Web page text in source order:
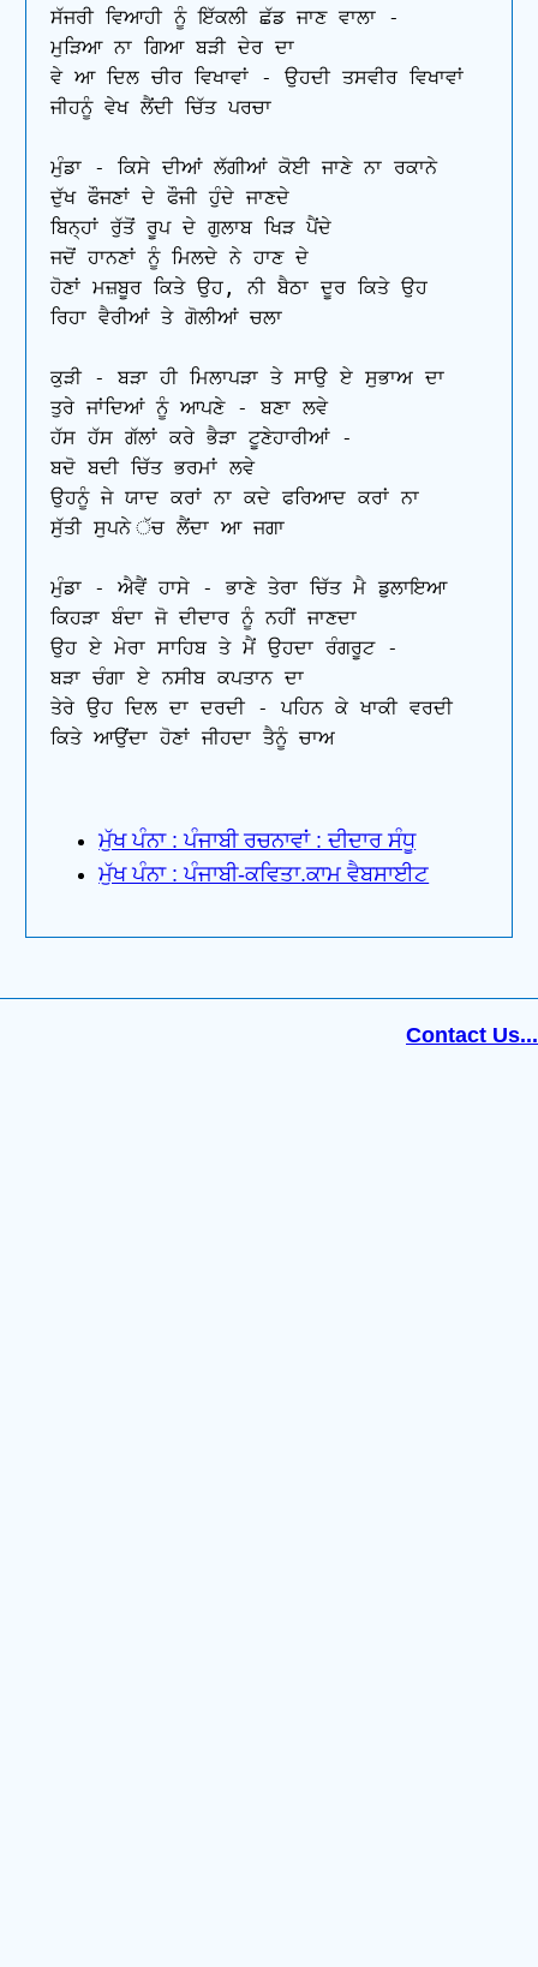
ਸੱਜਰੀ ਵਿਆਹੀ ਨੂੰ ਇੱਕਲੀ ਛੱਡ ਜਾਣ ਵਾਲਾ -
ਮੁੜਿਆ ਨਾ ਗਿਆ ਬੜੀ ਦੇਰ ਦਾ
ਵੇ ਆ ਦਿਲ ਚੀਰ ਵਿਖਾਵਾਂ - ਉਹਦੀ ਤਸਵੀਰ ਵਿਖਾਵਾਂ
ਜੀਹਨੂੰ ਵੇਖ ਲੈਂਦੀ ਚਿੱਤ ਪਰਚਾ
ਮੁੰਡਾ - ਕਿਸੇ ਦੀਆਂ ਲੱਗੀਆਂ ਕੋਈ ਜਾਣੇ ਨਾ ਰਕਾਨੇ
ਦੁੱਖ ਫੌਜਣਾਂ ਦੇ ਫੌਜੀ ਹੁੰਦੇ ਜਾਣਦੇ
ਬਿਨ੍ਹਾਂ ਰੁੱਤੋਂ ਰੂਪ ਦੇ ਗੁਲਾਬ ਖਿੜ ਪੈਂਦੇ
ਜਦੋਂ ਹਾਨਣਾਂ ਨੂੰ ਮਿਲਦੇ ਨੇ ਹਾਣ ਦੇ
ਹੋਣਾਂ ਮਜ਼ਬੂਰ ਕਿਤੇ ਉਹ, ਨੀ ਬੈਠਾ ਦੂਰ ਕਿਤੇ ਉਹ
ਰਿਹਾ ਵੈਰੀਆਂ ਤੇ ਗੋਲੀਆਂ ਚਲਾ
ਕੁੜੀ - ਬੜਾ ਹੀ ਮਿਲਾਪੜਾ ਤੇ ਸਾਉ ਏ ਸੁਭਾਅ ਦਾ
ਤੁਰੇ ਜਾਂਦਿਆਂ ਨੂੰ ਆਪਣੇ - ਬਣਾ ਲਵੇ
ਹੱਸ ਹੱਸ ਗੱਲਾਂ ਕਰੇ ਭੈੜਾ ਟੂਣੇਹਾਰੀਆਂ -
ਬਦੋ ਬਦੀ ਚਿੱਤ ਭਰਮਾਂ ਲਵੇ
ਉਹਨੂੰ ਜੇ ਯਾਦ ਕਰਾਂ ਨਾ ਕਦੇ ਫਰਿਆਦ ਕਰਾਂ ਨਾ
ਸੁੱਤੀ ਸੁਪਨੇ ੱਚ ਲੈਂਦਾ ਆ ਜਗਾ
ਮੁੰਡਾ - ਐਵੈਂ ਹਾਸੇ - ਭਾਣੇ ਤੇਰਾ ਚਿੱਤ ਮੈ ਡੁਲਾਇਆ
ਕਿਹੜਾ ਬੰਦਾ ਜੋ ਦੀਦਾਰ ਨੂੰ ਨਹੀਂ ਜਾਣਦਾ
ਉਹ ਏ ਮੇਰਾ ਸਾਹਿਬ ਤੇ ਮੈਂ ਉਹਦਾ ਰੰਗਰੂਟ -
ਬੜਾ ਚੰਗਾ ਏ ਨਸੀਬ ਕਪਤਾਨ ਦਾ
ਤੇਰੇ ਉਹ ਦਿਲ ਦਾ ਦਰਦੀ - ਪਹਿਨ ਕੇ ਖਾਕੀ ਵਰਦੀ
ਕਿਤੇ ਆਉਂਦਾ ਹੋਣਾਂ ਜੀਹਦਾ ਤੈਨੂੰ ਚਾਅ
ਮੁੱਖ ਪੰਨਾ : ਪੰਜਾਬੀ ਰਚਨਾਵਾਂ : ਦੀਦਾਰ ਸੰਧੂ
ਮੁੱਖ ਪੰਨਾ : ਪੰਜਾਬੀ-ਕਵਿਤਾ.ਕਾਮ ਵੈਬਸਾਈਟ
Contact Us...